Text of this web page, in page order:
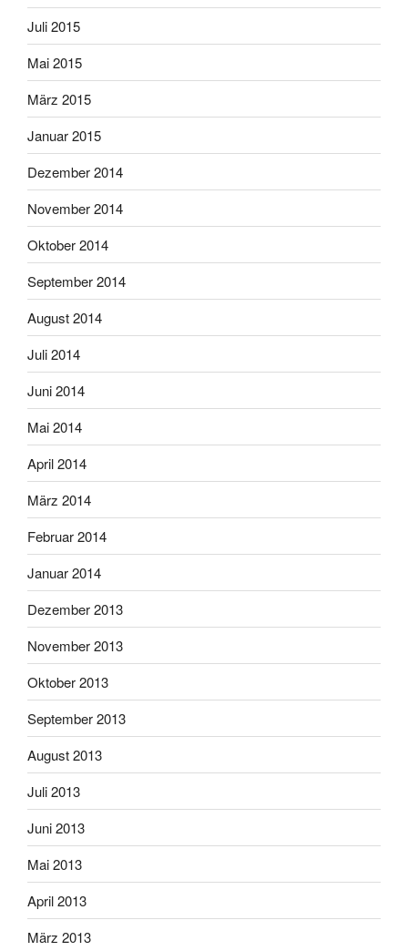
Juli 2015
Mai 2015
März 2015
Januar 2015
Dezember 2014
November 2014
Oktober 2014
September 2014
August 2014
Juli 2014
Juni 2014
Mai 2014
April 2014
März 2014
Februar 2014
Januar 2014
Dezember 2013
November 2013
Oktober 2013
September 2013
August 2013
Juli 2013
Juni 2013
Mai 2013
April 2013
März 2013